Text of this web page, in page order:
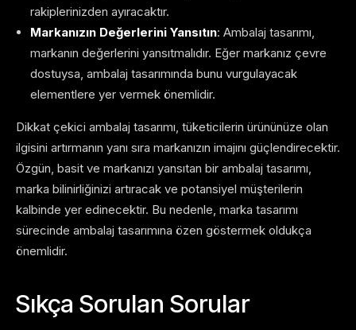
rakiplerinizden ayıracaktır.
Markanızın Değerlerini Yansıtın: Ambalaj tasarımı,
markanın değerlerini yansıtmalıdır. Eğer markanız çevre
dostuysa, ambalaj tasarımında bunu vurgulayacak
elementlere yer vermek önemlidir.
Dikkat çekici ambalaj tasarımı, tüketicilerin ürününüze olan
ilgisini artırmanın yanı sıra markanızın imajını güçlendirecektir.
Özgün, basit ve markanızı yansıtan bir ambalaj tasarımı,
marka bilinirliğinizi artıracak ve potansiyel müşterilerin
kalbinde yer edinecektir. Bu nedenle, marka tasarımı
sürecinde ambalaj tasarımına özen göstermek oldukça
önemlidir.
Sıkça Sorulan Sorular